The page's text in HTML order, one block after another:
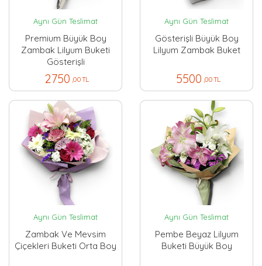
Aynı Gün Teslimat
Premium Büyük Boy
Zambak Lilyum Buketi
Gösterişli
2750 ,00 TL
Aynı Gün Teslimat
Gösterişli Büyük Boy
Lilyum Zambak Buket
5500 ,00 TL
Aynı Gün Teslimat
Zambak Ve Mevsim
Çiçekleri Buketi Orta Boy
Aynı Gün Teslimat
Pembe Beyaz Lilyum
Buketi Büyük Boy